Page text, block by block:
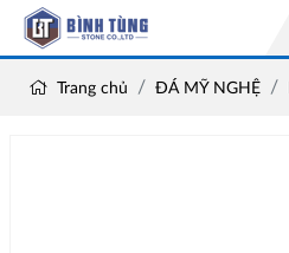
Trang chủ ĐÁ MỸ NGHỆ